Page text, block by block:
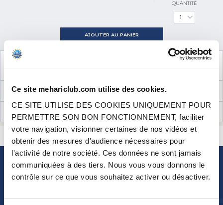
Ce site mehariclub.com utilise des cookies.
CE SITE UTILISE DES COOKIES UNIQUEMENT POUR
PERMETTRE SON BON FONCTIONNEMENT, faciliter
votre navigation, visionner certaines de nos vidéos et
obtenir des mesures d'audience nécessaires pour
l'activité de notre société. Ces données ne sont jamais
communiquées à des tiers. Nous vous vous donnons le
contrôle sur ce que vous souhaitez activer ou désactiver.
QUANTITÉ
AJOUTER AU PANIER
VOIR LE PRODUIT COMPLÉMENTAIRE
NÉCESSAIRE AU MONTAGE
INFORMATIONS TECHNIQUES
AVIS CLIENTS (5)
NEWSLETTER